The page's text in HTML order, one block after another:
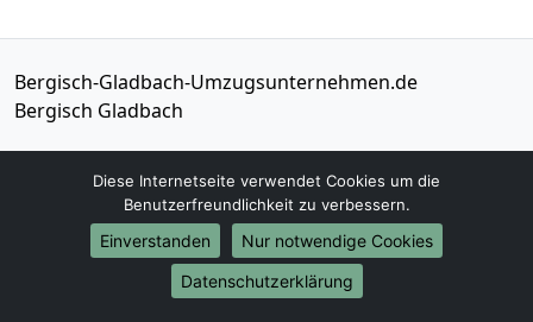
Bergisch-Gladbach-Umzugsunternehmen.de
Bergisch Gladbach
info@bergisch-gladbach-
umzugsunternehmen.de
Mo - Sa: 08:00 - 17:30 Uhr
Diese Internetseite verwendet Cookies um die
Benutzerfreundlichkeit zu verbessern.
Einverstanden
Nur notwendige Cookies
Datenschutzerklärung